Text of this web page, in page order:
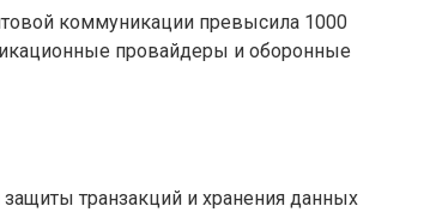
коммуникации превысила 1000
провайдеры и оборонные
транзакций и хранения данных